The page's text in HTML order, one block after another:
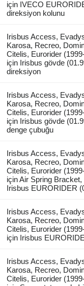
için IVECO
direksiyon kolunu
Irisbus Access,
Karosa, Recreo,
Citelis, Eurorider
için Irisbus gövde
direksiyon
Irisbus Access,
Karosa, Recreo,
Citelis, Eurorider
için Irisbus gövde
denge çubuğu
Irisbus Access,
Karosa, Recreo,
Citelis, Eurorider
için Air Spring
Irisbus EURORIDER
Irisbus Access,
Karosa, Recreo,
Citelis, Eurorider
için Irisbus
Irisbus Access,
Karosa, Recreo,
Citelis, Eurorider